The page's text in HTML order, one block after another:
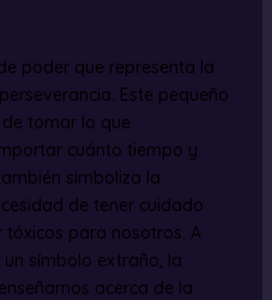
poder que representa la
Este pequeño
tomar lo que
cuánto tiempo y
simboliza la
de tener cuidado
tóxicos para nosotros. A
símbolo extraño, la
acerca de la